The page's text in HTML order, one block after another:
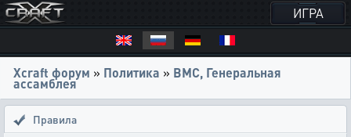
ИГРА
Xcraft форум » Политика » ВМС, Генеральная
ассамблея
Правила